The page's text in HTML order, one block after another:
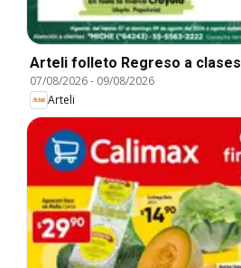
Arteli folleto Regreso a clases
07/08/2026- 09/08/2026
Arteli